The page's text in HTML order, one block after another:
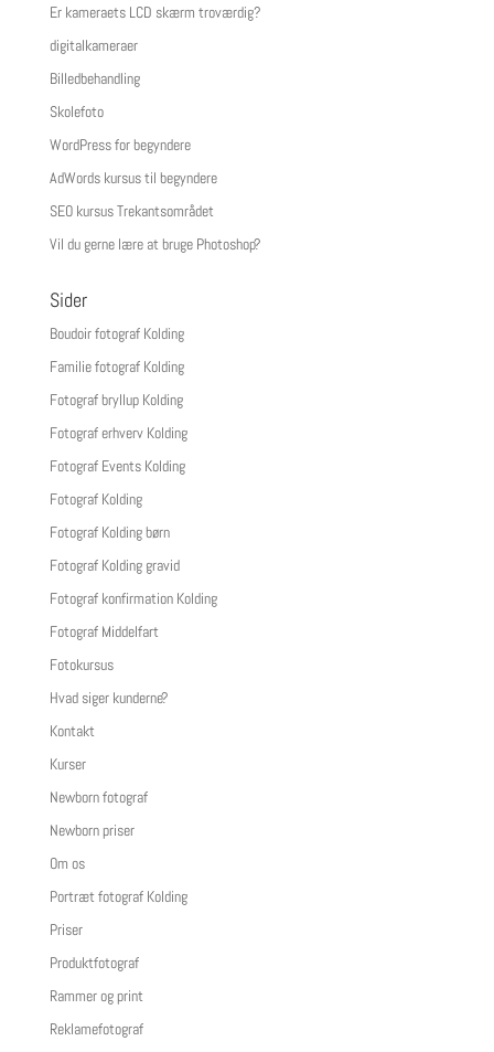
Er kameraets LCD skærm troværdig?
digitalkameraer
Billedbehandling
Skolefoto
WordPress for begyndere
AdWords kursus til begyndere
SEO kursus Trekantsområdet
Vil du gerne lære at bruge Photoshop?
Sider
Boudoir fotograf Kolding
Familie fotograf Kolding
Fotograf bryllup Kolding
Fotograf erhverv Kolding
Fotograf Events Kolding
Fotograf Kolding
Fotograf Kolding børn
Fotograf Kolding gravid
Fotograf konfirmation Kolding
Fotograf Middelfart
Fotokursus
Hvad siger kunderne?
Kontakt
Kurser
Newborn fotograf
Newborn priser
Om os
Portræt fotograf Kolding
Priser
Produktfotograf
Rammer og print
Reklamefotograf